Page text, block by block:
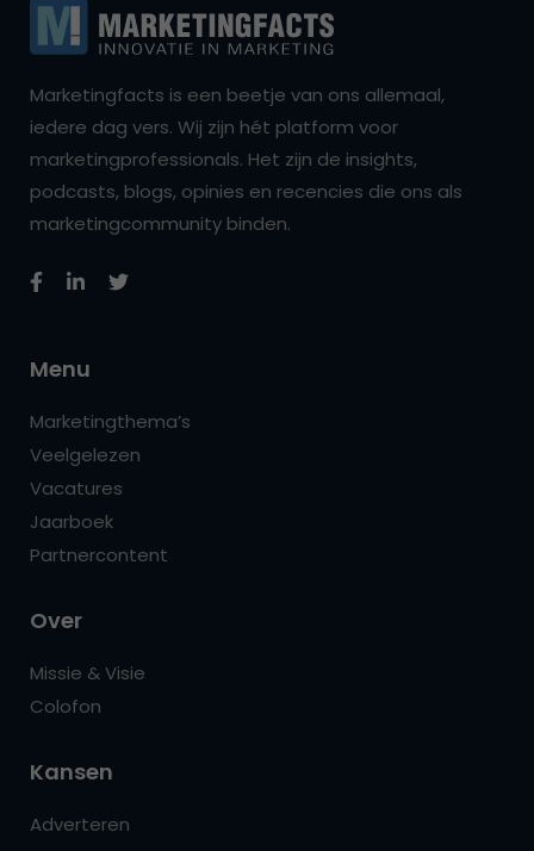
Marketingfacts is een beetje van ons allemaal,
iedere dag vers. Wij zijn hét platform voor
marketingprofessionals. Het zijn de insights,
podcasts, blogs, opinies en recencies die ons als
marketingcommunity binden.
Menu
Marketingthema’s
Veelgelezen
Vacatures
Jaarboek
Partnercontent
Over
Missie & Visie
Colofon
Kansen
Adverteren